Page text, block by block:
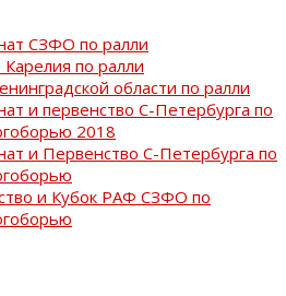
СЗФО по ралли
Карелия по ралли
области по ралли
и первенство С-Петербурга по
2018
и Первенство С-Петербурга по
и Кубок РАФ СЗФО по